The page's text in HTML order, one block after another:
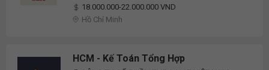
18.000.000-22.000.000 VND
Hồ Chí Minh
HCM - Kế Toán Tổng Hợp